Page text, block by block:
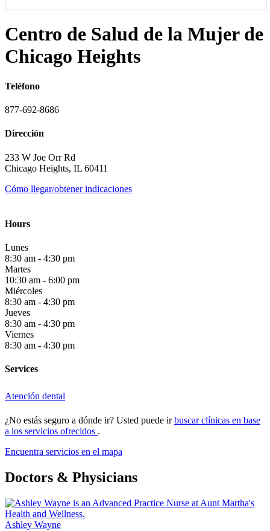
Centro de Salud de la Mujer de
Chicago Heights
Teléfono
877-692-8686
Dirección
233 W Joe Orr Rd
Chicago Heights, IL 60411
Cómo llegar/obtener indicaciones
Hours
Lunes
8:30 am - 4:30 pm
Martes
10:30 am - 6:00 pm
Miércoles
8:30 am - 4:30 pm
Jueves
8:30 am - 4:30 pm
Viernes
8:30 am - 4:30 pm
Services
Atención dental
¿No estás seguro a dónde ir? Usted puede irbuscar clínicas en base
a los servicios ofrecidos .
Encuentra servicios en el mapa
Doctors & Physicians
Ashley Wayne